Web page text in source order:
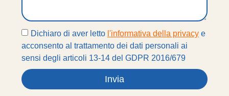
Dichiaro di aver letto l'informativa della privacy e
acconsento al trattamento dei dati personali ai
sensi degli articoli 13-14 del GDPR 2016/679
Invia